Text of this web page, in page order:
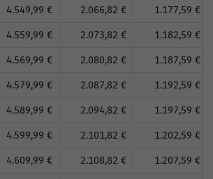
4.549,99 € 2.066,82 € 1.177,59 €
4.559,99 € 2.073,82 € 1.182,59 €
4.569,99 € 2.080,82 € 1.187,59 €
4.579,99 € 2.087,82 € 1.192,59 €
4.589,99 € 2.094,82 € 1.197,59 €
4.599,99 € 2.101,82 € 1.202,59 €
4.609,99 € 2.108,82 € 1.207,59 €